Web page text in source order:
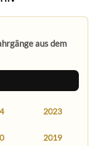
aus dem
2023
2019